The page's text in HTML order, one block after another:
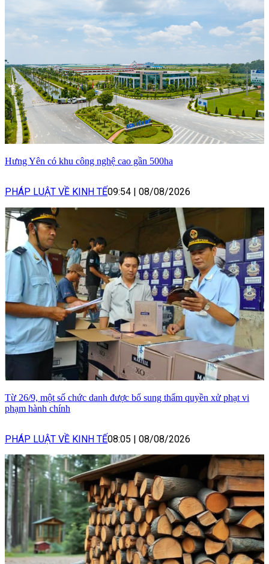
Hưng Yên có khu công nghệ cao gần 500ha
PHÁP LUẬT VỀ KINH TẾ09:54 | 08/08/2026
Từ 26/9, một số chức danh được bổ sung thẩm quyền xử phạt vi
phạm hành chính
PHÁP LUẬT VỀ KINH TẾ08:05 | 08/08/2026